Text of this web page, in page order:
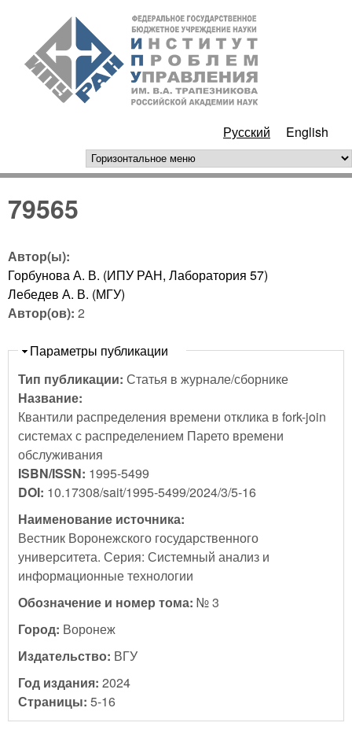
Перейти к основному
содержанию
РАН
Русский English
горизонтальное меню
79565
Автор(ы):
Горбунова А. В. (ИПУ РАН, Лаборатория 57)
Лебедев А. В. (МГУ)
Автор(ов): 2
Скрыть
Параметры публикации
Тип публикации: Статья в журнале/сборнике
Название:
Квантили распределения времени отклика в fork-join
системах с распределением Парето времени
обслуживания
ISBN/ISSN: 1995-5499
DOI: 10.17308/sait/1995-5499/2024/3/5-16
Наименование источника:
Вестник Воронежского государственного
университета. Серия: Системный анализ и
информационные технологии
Обозначение и номер тома: № 3
Город: Воронеж
Издательство: ВГУ
Год издания: 2024
Страницы: 5-16